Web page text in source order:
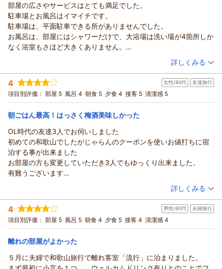
容は真摯に受け止め、より快適にお過ごしいただける環境づく
りに活かしてまいります。
また、ご滞在中のお部屋変更などにつきましても、ご期待に添
うご案内ができなかったことを残念に思います。当日の空室状
況や設備状況など様々な条件がございますが、いただいたご意
見は今後のお客様対応を考えるうえで大変参考になるお声とし
それでもなお、「次回は改善されていることを期待したい」と
のお言葉を頂戴できましたことに感謝申し上げます。そのご期
待にお応えできるよう、スタッフ一同努めてまいります。
ゆーさん様ご夫妻のまたのお帰りを、漁火の宿シーサイド観潮
スタッフ一同心よりお待ち申し上げております。
漁火の宿シーサイド観潮スタッフ一同
（返信日：2026/06/20）
じます。
お部屋のしつらえはもちろん、「日本のアマルフィ」とも称さ
れる和歌の浦・雑賀崎の景色を眺めながらのお風呂もお楽しみ
いただけたご様子で何よりでございます。海と空が織りなす景
色は季節や時間帯によってさまざまな表情を見せてくれますの
き、「絶品」とのお言葉を頂戴できましたこと、大変光栄でご
ざいます。美味しいお料理とともにお酒も進んだとのこと、ご
旅行ならではの贅沢な時間をお過ごしいただけたようで嬉しく
思います。
夜もぐっすりお休みいただき、朝には楽しみにしてくださって
いる熱々のしらすをご堪能いただけたとのこと、当館でのご滞
在を隅々まで満喫していただけたご様子が伝わり、私どもも温
かな気持ちになりました。
そして何より、「帰って来た後に次はいつ行こうか？と思う程
大好きなお宿」とのお言葉は、私どもにとって何よりの宝物で
ございます。スタッフへの温かいご評価もいただき、本当にあ
これからも、ゆみちゃん様に「お帰りなさい」とお迎えできる
宿であり続けられるよう、より一層心を込めたおもてなしに努
めてまいります。
また近いうちにお会いできますことを楽しみに、ゆみちゃん様
のお帰りを漁火の宿シーサイド観潮スタッフ一同心よりお待ち
申し上げております。
紀州温泉 ありがとうの湯 漁火の宿 シーサイド観潮からの返信
ちな様
このたびは漁火の宿シーサイド観潮へご宿泊いただき、誠にあ
りがとうございました。
また、「また伺いたい」とのお言葉まで頂戴し、スタッフ一同
当日はお部屋に空きがございましたため、ささやかではござい
ますがグレードアップにてご案内させていただきました。ご滞
在をより快適にお過ごしいただけたようで、何よりでございま
す。
お食事につきましても、こだわりの食材や調理方法にご満足い
スタッフが季節ごとの味覚や地元和歌山の食材を大切にしなが
らご用意しておりますので、その想いを感じていただけたこと
を嬉しく思います。
また、お食事の際にはスタッフとの会話もお楽しみいただけた
とのこと、温かいお言葉をありがとうございます。ご旅行のひ
とときが、お料理だけでなくスタッフとの交流も含めて思い出
お言葉は担当スタッフにも必ず共有させていただきます。
これからも、お越しいただく皆様に心地よい時間と和歌の浦な
らではの景色、美味しいお料理をお楽しみいただける宿を目指
して努めてまいります。
ちな様のまたのお帰りを、漁火の宿シーサイド観潮スタッフ一
同心よりお待ち申し上げております。
部屋の広さやサービスはとても満足でした。
駐車場とお風呂はイマイチです。
駐車場は、平面駐車できる所がありませんでした。
お風呂は、部屋にはシャワーだけで、大浴場は洗い場が4箇所しか
なく浴室もさほど大きくありません。
朝食は、和食な為、洋食派の人には駄目だと思います。
部屋はとても広く、ゆっくりくつろげました。
（投稿日：2026/05/31）
宿泊時期： 2026年05月宿泊 (友達旅行)
投稿者： もり！さん
宿泊プラン： 【じゃらんスペシャルウィーク】1泊2食付きベストレート｜期
間限定の特別割引プラン
和室 朝・夕 朝/個室利用 夕/個室利用
宿泊価格帯： 17,001～18,000円(大人一人あたり/税込)
紀州温泉 ありがとうの湯 漁火の宿 シーサイド観潮からの返信
もり！様
このたびは漁火の宿シーサイド観潮へご宿泊いただき、誠にあ
りがとうございました。
まず、お部屋の広さやサービスにつきまして「とても満足」と
のお言葉を頂戴し、大変嬉しく拝読いたしました。お部屋でゆ
っくりとお寛ぎいただけたご様子に、スタッフ一同安堵してお
ります。
一方で、駐車場や大浴場につきましては、ご期待に添えない部
分がありましたこと、率直なご感想をお寄せいただきありがと
うございます。
おかけする場合がございます。ご到着時にはご負担をおかけい
詳しくみる
4 女性/60代 友達旅行
項目別評価： 部屋 5 風呂 4 朝食 5 夕食 4 接客 5 清潔感 5
朝ごはん最高！はっさく梅酒美味しかった
OL時代の友達3人でお伺いしました
初めての和歌山でしたがじゃらんのクーポンを使いお値打ちに宿
泊する事が出来ました
お部屋の方も変更していただき3人でもゆっくり出来ました。
有難うございます
夕食はとても美味しくいただきましたが男性だと少し物足りない
お刺身など追加で注文出来るのでおすすめです
梅酒の種類もたくさんあり美味しくいただきました
朝ごはんは評判通りでとても満足しております
思い出に残るいい時間になりました
有難うございます
（投稿日：2026/05/21）
宿泊時期： 2026年05月宿泊 (友達旅行)
投稿者： 東京ドームさん
宿泊プラン： 【じゃらんスペシャルウィーク】1泊2食付きベストレート｜期
間限定の特別割引プラン
和室 朝・夕 朝/個室利用 夕/個室利用
宿泊価格帯： 18,001～19,000円(大人一人あたり/税込)
紀州温泉 ありがとうの湯 漁火の宿 シーサイド観潮からの返信
詳しくみる
4 男性/60代 夫婦旅行
項目別評価： 部屋 5 風呂 5 朝食 4 夕食 5 接客 4 清潔感 4
離れの部屋がよかった
５月に夫婦で和歌山旅行で離れ客室「流行」に泊まりました。